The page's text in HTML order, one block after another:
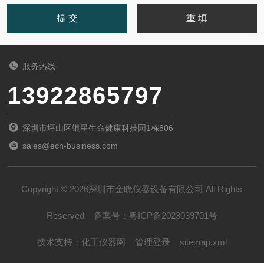
服务热线
13922865797
深圳市坪山区银星生命健康科技园1栋806
sales@ecn-business.com
Copyright © 2026深圳市金晓仪器设备有限公司 All Rights
Reserved 备案号： 粤ICP备2023039701号
技术支持： 化工仪器网 管理登录 sitemap.xml